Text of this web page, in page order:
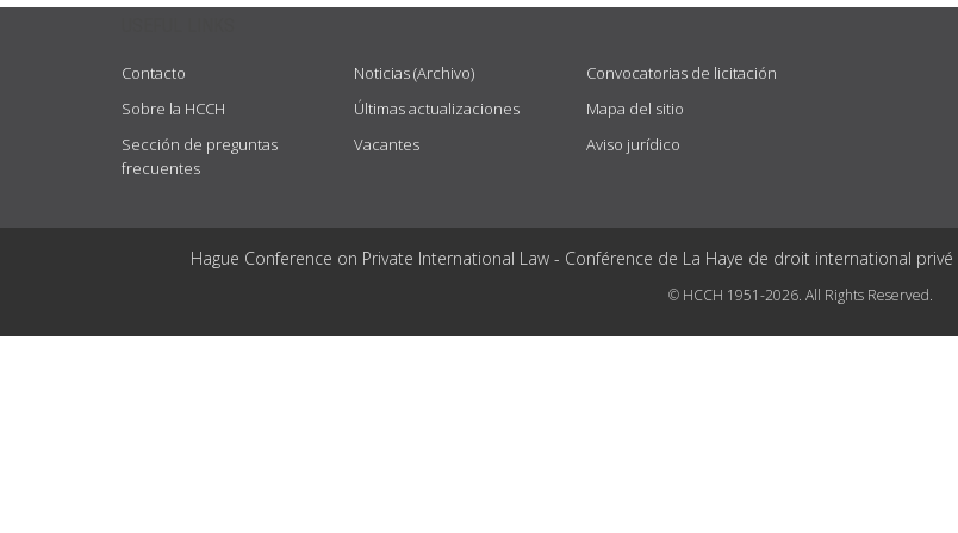
Contacto
Sobre la HCCH
Sección de preguntas
frecuentes
Noticias (Archivo)
Últimas actualizaciones
Vacantes
Convocatorias de licitación
Mapa del sitio
Aviso jurídico
Hague Conference on Private International Law - Conférence de La Haye de droit international
© HCCH 1951-2026. All Rights Reserved.